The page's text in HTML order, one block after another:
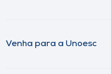
Venha para a Unoesc